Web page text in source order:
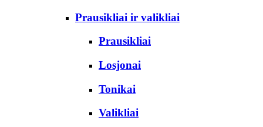
Prausikliai ir valikliai
Prausikliai
Losjonai
Tonikai
Valikliai